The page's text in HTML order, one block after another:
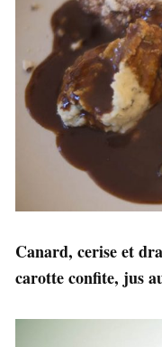
Canard, cerise et
carotte confite, jus